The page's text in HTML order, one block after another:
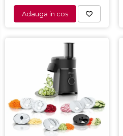
Home Cinema & Audio
Imprimante & Scannere
Monitoare
Playere, Boxe & Casti
Radio cu ceas & portabile
Radio
Televizoare & accesorii
Adauga in cos